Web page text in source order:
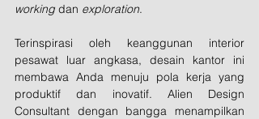
working dan exploration.
Terinspirasi oleh keanggunan interior
pesawat luar angkasa, desain kantor ini
membawa Anda menuju pola kerja yang
produktif dan inovatif. Alien Design
Consultant dengan bangga menampilkan